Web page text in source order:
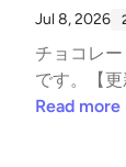
Jul 8, 2026
チョコレ
です。【
Read more